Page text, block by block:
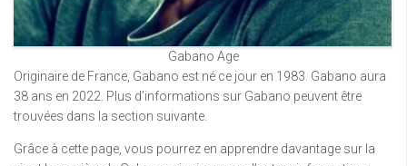
Gabano Age
Originaire de France, Gabano est né ce jour en 1983. Gabano aura
38 ans en 2022. Plus d’informations sur Gabano peuvent être
trouvées dans la section suivante.
Grâce à cette page, vous pourrez en apprendre davantage sur la